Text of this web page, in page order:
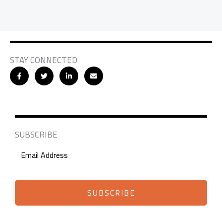
STAY CONNECTED
SUBSCRIBE
SUBSCRIBE